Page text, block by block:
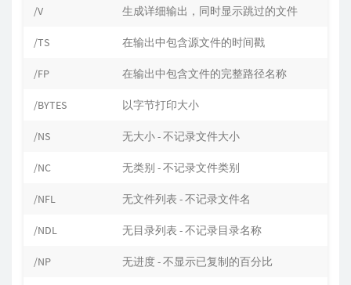
/V 生成详细输出，同时显示跳过的文件
/TS 在输出中包含源文件的时间戳
/FP 在输出中包含文件的完整路径名称
/BYTES 以字节打印大小
/NS 无大小 - 不记录文件大小
/NC 无类别 - 不记录文件类别
/NFL 无文件列表 - 不记录文件名
/NDL 无目录列表 - 不记录目录名称
/NP 无进度 - 不显示已复制的百分比